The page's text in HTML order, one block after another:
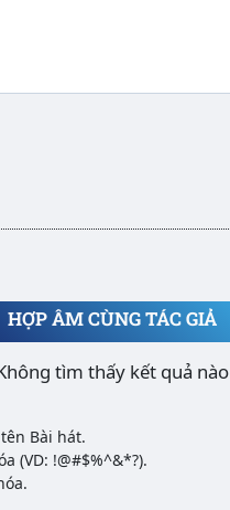
HỢP ÂM CÙNG TÁC GIẢ
tìm thấy kết quả nào
Bài hát.
(VD: !@#$%^&*?).